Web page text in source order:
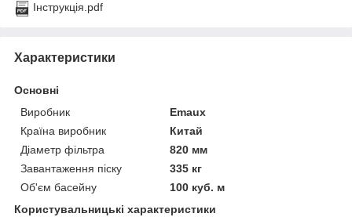
Інструкція.pdf
Характеристики
Основні
Виробник
Emaux
Країна виробник
Китай
Діаметр фільтра
820 мм
Завантаження піску
335 кг
Об'єм басейну
100 куб. м
Користувальницькі характеристики